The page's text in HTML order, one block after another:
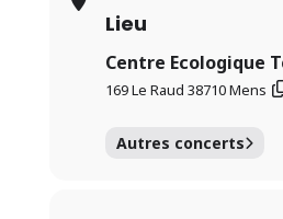
Lieu
Centre Ecologique
169 Le Raud 38710 Mens
Autres concerts